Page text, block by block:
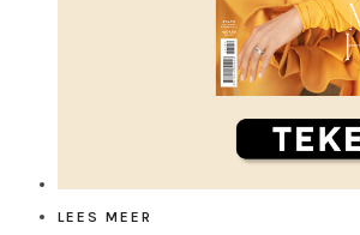
LEES MEER